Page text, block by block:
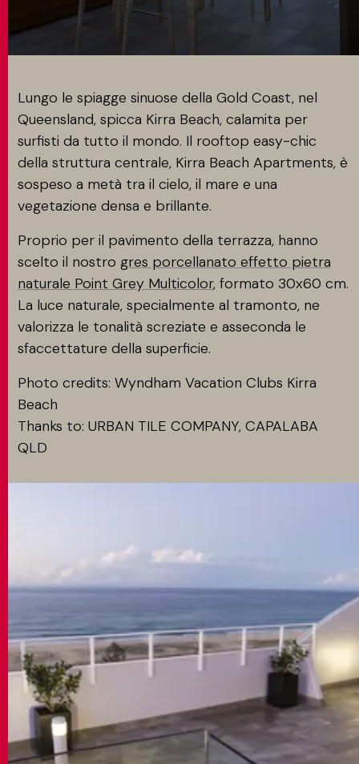
CONTATTI
MATCH APP
CERCA
AREA RISERVATA
Lungo le spiagge sinuose della Gold Coast, nel
Queensland, spicca Kirra Beach, calamita per
surfisti da tutto il mondo. Il rooftop easy-chic
della struttura centrale, Kirra Beach Apartments, è
sospeso a metà tra il cielo, il mare e una
vegetazione densa e brillante.
Proprio per il pavimento della terrazza, hanno
scelto il nostro gres porcellanato effetto pietra
naturale Point Grey Multicolor, formato 30x60 cm.
La luce naturale, specialmente al tramonto, ne
valorizza le tonalità screziate e asseconda le
sfaccettature della superficie.
Photo credits: Wyndham Vacation Clubs Kirra
Beach
Thanks to: URBAN TILE COMPANY, CAPALABA
QLD